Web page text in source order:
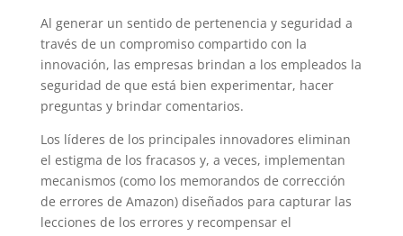
Al generar un sentido de pertenencia y seguridad a
través de un compromiso compartido con la
innovación, las empresas brindan a los empleados la
seguridad de que está bien experimentar, hacer
preguntas y brindar comentarios.
Los líderes de los principales innovadores eliminan
el estigma de los fracasos y, a veces, implementan
mecanismos (como los memorandos de corrección
de errores de Amazon) diseñados para capturar las
lecciones de los errores y recompensar el